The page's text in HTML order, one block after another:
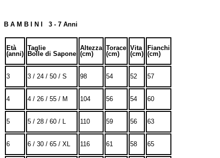
B A M B I N I 3 - 7 Anni
Età
(anni)
Taglie
Bolle di Sapone
Altezza
(cm)
Torace
(cm)
Vita
(cm)
Fianchi
(cm)
3 3 / 24 / 50 / S 98 54 52 57
4 4 / 26 / 55 / M 104 56 54 60
5 5 / 28 / 60 / L 110 59 56 63
6 6 / 30 / 65 / XL 116 61 58 65